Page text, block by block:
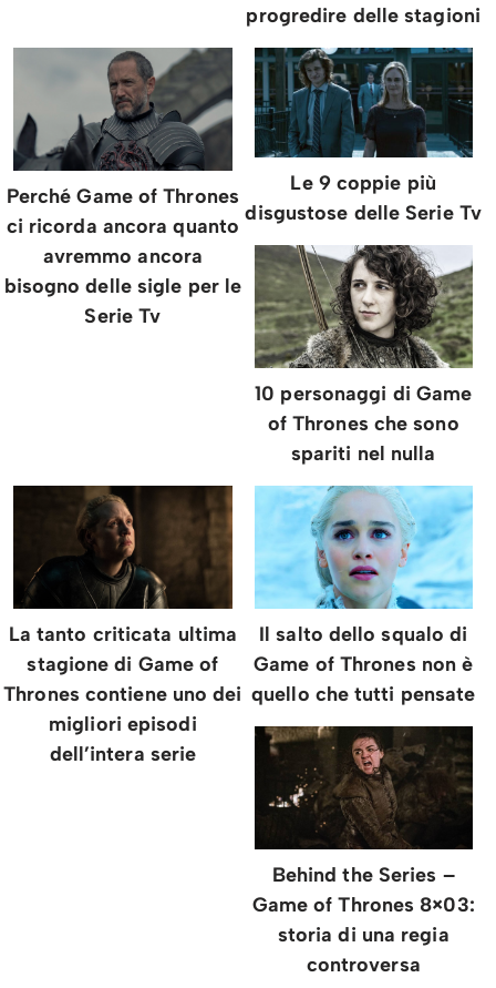
progredire delle stagioni
Perché Game of Thrones
ci ricorda ancora quanto
avremmo ancora
bisogno delle sigle per le
Serie Tv
Le 9 coppie più
disgustose delle Serie Tv
10 personaggi di Game
of Thrones che sono
spariti nel nulla
La tanto criticata ultima
stagione di Game of
Thrones contiene uno dei
migliori episodi
dell’intera serie
Il salto dello squalo di
Game of Thrones non è
quello che tutti pensate
Behind the Series –
Game of Thrones 8×03:
storia di una regia
controversa